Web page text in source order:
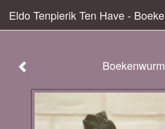
Boekenwurm